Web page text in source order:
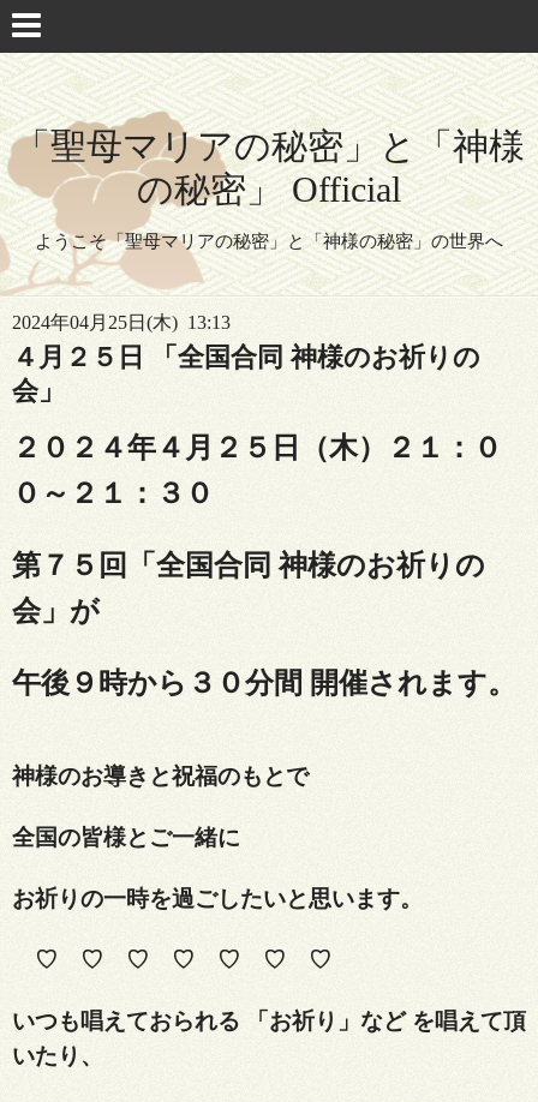
「聖母マリアの秘密」と「神様
の秘密」 Official
ようこそ「聖母マリアの秘密」と「神様の秘密」の世界へ
2024年04月25日(木) 13:13
４月２５日 「全国合同 神様のお祈りの
会」
２０２４年４月２５日（木）２１：０
０～２１：３０
第７５回「全国合同 神様のお祈りの
会」が
午後９時から３０分間 開催されます。
神様のお導きと祝福のもとで
全国の皆様とご一緒に
お祈りの一時を過ごしたいと思います。
♡ ♡ ♡ ♡ ♡ ♡ ♡
いつも唱えておられる 「お祈り」など を唱えて頂
いたり、